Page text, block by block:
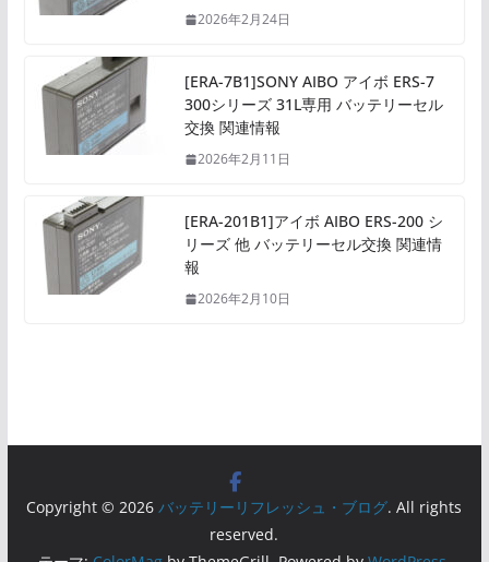
2026年2月24日
[ERA-7B1]SONY AIBO アイボ ERS-7
300シリーズ 31L専用 バッテリーセル
交換 関連情報
2026年2月11日
[ERA-201B1]アイボ AIBO ERS-200 シ
リーズ 他 バッテリーセル交換 関連情
報
2026年2月10日
Copyright © 2026バッテリーリフレッシュ・ブログ. All rights
reserved.